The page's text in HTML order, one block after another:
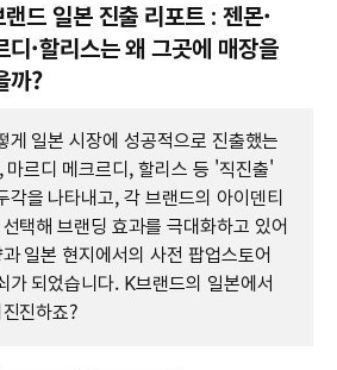
드 일본 진출 리포트 : 젠몬·
디·할리스는 왜 그곳에 매장을
까?
게 일본 시장에 성공적으로 진출했는
마르디 메크르디, 할리스 등 '직진출'
각을 나타내고, 각 브랜드의 아이덴티
택해 브랜딩 효과를 극대화하고 있어
일본 현지에서의 사전 팝업스토어
가 되었습니다. K브랜드의 일본에서
진하죠?